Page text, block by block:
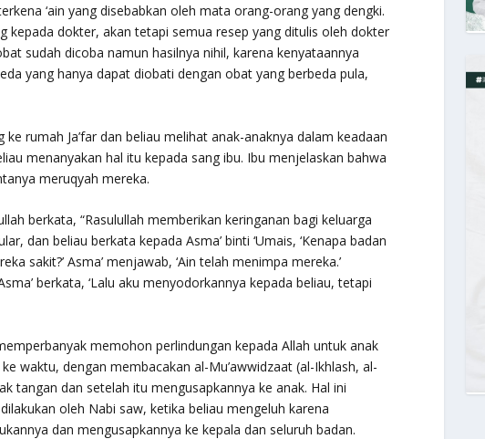
‘ain yang disebabkan oleh mata orang-orang yang dengki.
kepada dokter, akan tetapi semua resep yang ditulis oleh dokter
sudah dicoba namun hasilnya nihil, karena kenyataannya
yang hanya dapat diobati dengan obat yang berbeda pula,
rumah Ja’far dan beliau melihat anak-anaknya dalam keadaan
menanyakan hal itu kepada sang ibu. Ibu menjelaskan bahwa
meruqyah mereka.
berkata, “Rasulullah memberikan keringanan bagi keluarga
dan beliau berkata kepada Asma’ binti ‘Umais, ‘Kenapa badan
sakit?’ Asma’ menjawab, ‘Ain telah menimpa mereka.’
berkata, ‘Lalu aku menyodorkannya kepada beliau, tetapi
memohon perlindungan kepada Allah untuk anak
waktu, dengan membacakan al-Mu’awwidzaat(al-Ikhlash, al-
tangan dan setelah itu mengusapkannya ke anak. Hal ini
oleh Nabi saw, ketika beliau mengeluh karena
dan mengusapkannya ke kepala dan seluruh badan.